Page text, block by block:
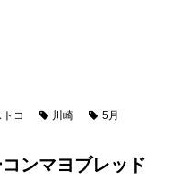
トコ 川崎 5月
ンマヨブレッド